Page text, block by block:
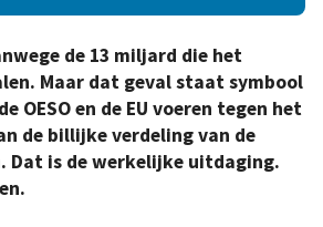
de 13 miljard die het
Maar dat geval staat symbool
OESO en de EU voeren tegen het
de billijke verdeling van de
Dat is de werkelijke uitdaging.